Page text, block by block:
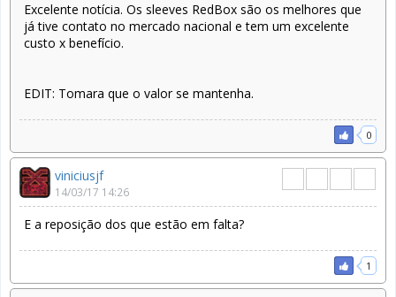
Excelente notícia. Os sleeves RedBox são os melhores que
já tive contato no mercado nacional e tem um excelente
custo x benefício.
EDIT: Tomara que o valor se mantenha.
0
viniciusjf
14/03/17 14:26
E a reposição dos que estão em falta?
1